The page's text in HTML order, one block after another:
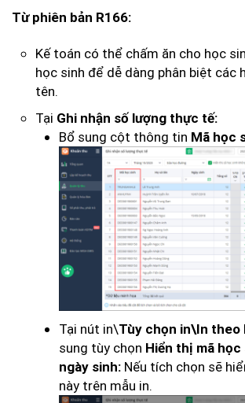
Từ phiên bản R166:
Kế toán có thể chấm ăn cho học
học sinh để dễ dàng phân biệt các
tên.
Tại Ghi nhận số lượng thực tế:
Bổ sung cột thông tin Mã học
Tại nút in\Tùy chọn in\In theo
sung tùy chọn Hiển thị mã
ngày sinh: Nếu tích chọn sẽ
này trên mẫu in.